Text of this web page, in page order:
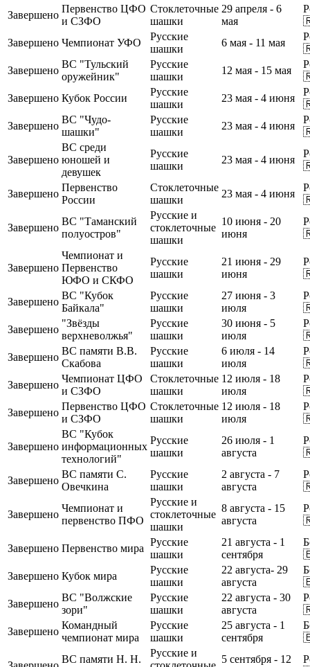
Завершено
Первенство ЦФО
и СЗФО
Стоклеточные
шашки
29 апреля - 6
мая
Завершено Чемпионат УФО
Русские
шашки
6 мая - 11 мая
Завершено
ВС "Тульский
оружейник"
Русские
шашки
12 мая - 15 мая
Завершено Кубок России
Русские
шашки
23 мая - 4 июня
Завершено
ВС "Чудо-
шашки"
Русские
шашки
23 мая - 4 июня
Завершено
ВС среди
юношей и
девушек
Русские
шашки
23 мая - 4 июня
Завершено
Первенство
России
Стоклеточные
шашки
23 мая - 4 июня
Завершено
ВС "Таманский
полуостров"
Русские и
стоклеточные
шашки
10 июня - 20
июня
Завершено
Чемпионат и
Первенство
ЮФО и СКФО
Русские
шашки
21 июня - 29
июня
Завершено
ВС "Кубок
Байкала"
Русские
шашки
27 июня - 3
июля
Завершено
"Звёзды
верхневолжья"
Русские
шашки
30 июня - 5
июля
Завершено
ВС памяти В.В.
Скабова
Русские
шашки
6 июля - 14
июля
Завершено
Чемпионат ЦФО
и СЗФО
Стоклеточные
шашки
12 июля - 18
июля
Завершено
Первенство ЦФО
и СЗФО
Стоклеточные
шашки
12 июля - 18
июля
Завершено
ВС "Кубок
информационных
технологий"
Русские
шашки
26 июля - 1
августа
Завершено
ВС памяти С.
Овечкина
Русские
шашки
2 августа - 7
августа
Завершено
Чемпионат и
первенство ПФО
Русские и
стоклеточные
шашки
8 августа - 15
августа
Завершено Первенство мира
Русские
шашки
21 августа - 1
сентября
Завершено Кубок мира
Русские
шашки
22 августа- 29
августа
Завершено
ВС "Волжские
зори"
Русские
шашки
22 августа - 30
августа
Завершено
Командный
чемпионат мира
Русские
шашки
25 августа - 1
сентября
ВС памяти Н. Н.
Русские и
5 сентября - 12